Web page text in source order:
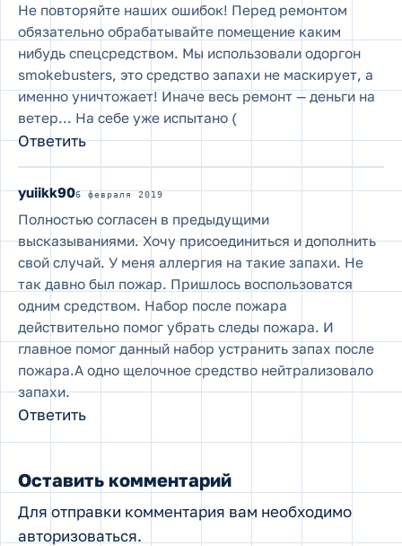
Не повторяйте наших ошибок! Перед ремонтом
обязательно обрабатывайте помещение каким
нибудь спецсредством. Мы использовали одоргон
smokebusters, это средство запахи не маскирует, а
именно уничтожает! Иначе весь ремонт — деньги на
ветер… На себе уже испытано (
Ответить
yuiikk906 февраля 2019
Полностью согласен в предыдущими
высказываниями. Хочу присоединиться и дополнить
свой случай. У меня аллергия на такие запахи. Не
так давно был пожар. Пришлось воспользоватся
одним средством. Набор после пожара
действительно помог убрать следы пожара. И
главное помог данный набор устранить запах после
пожара.А одно щелочное средство нейтрализовало
запахи.
Ответить
Оставить комментарий
Для отправки комментария вам необходимо
авторизоваться.